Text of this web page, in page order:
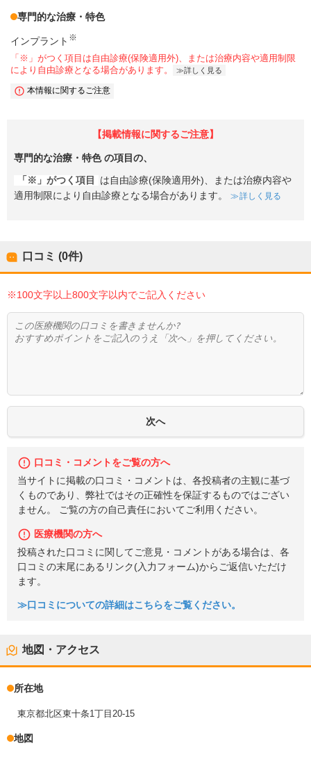
専門的な治療・特色
インプラント ※
「※」がつく項目は自由診療(保険適用外)、または治療内容や適用制限
により自由診療となる場合があります。
詳しく見る
本情報に関するご注意
【掲載情報に関するご注意】
専門的な治療・特色の項目の、
「※」がつく項目
は自由診療(保険適用外)、または治療内容や
適用制限により自由診療となる場合があります。
詳しく見る
口コミ (0件)
※100文字以上800文字以内でご記入ください
口コミ・コメントをご覧の方へ
当サイトに掲載の口コミ・コメントは、各投稿者の主観に基づ
くものであり、弊社ではその正確性を保証するものではござい
ません。 ご覧の方の自己責任においてご利用ください。
医療機関の方へ
投稿された口コミに関してご意見・コメントがある場合は、各
口コミの末尾にあるリンク(入力フォーム)からご返信いただけ
ます。
≫口コミについての詳細はこちらをご覧ください。
地図・アクセス
所在地
東京都北区東十条1丁目20-15
地図